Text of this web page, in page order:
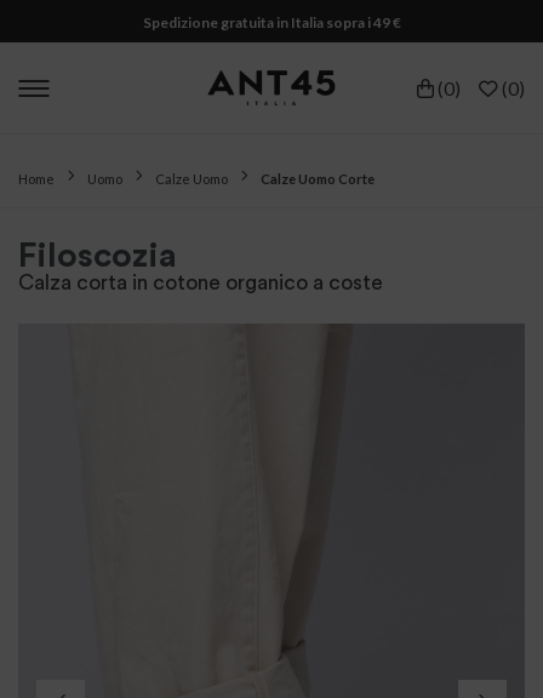
Spedizione gratuita in Italia sopra i 49 €
(0) (0)
Home Uomo Calze Uomo Calze Uomo Corte
Filoscozia
Calza corta in cotone organico a coste